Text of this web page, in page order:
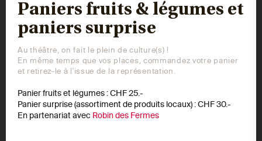
Paniers fruits & légumes et
paniers surprise
Au théâtre, on fait le plein de culture(s) !
En même temps que vos places, commandez votre panier
et retirez-le à l'issue de la représentation.
Panier fruits et légumes : CHF 25.-
Panier surprise (assortiment de produits locaux) : CHF 30.-
En partenariat avec Robin des Fermes